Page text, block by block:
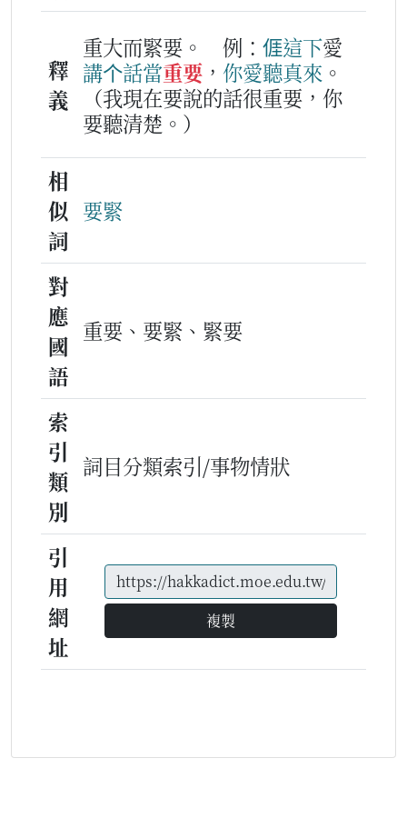
釋
義
重大而緊要。 例： 𠊎這下愛
講个話當重要 ， 你愛聽真來 。
（我現在要說的話很重要，你
要聽清楚。）
相
似
詞
要緊
對
應
國
語
重要、要緊、緊要
索
引
類
別
詞目分類索引/事物情狀
引
用
網
址
複製